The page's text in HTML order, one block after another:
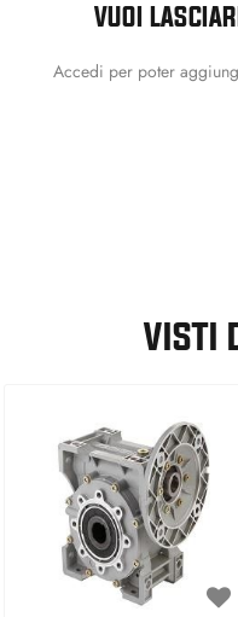
VUOI
Accedi per poter
VISTI